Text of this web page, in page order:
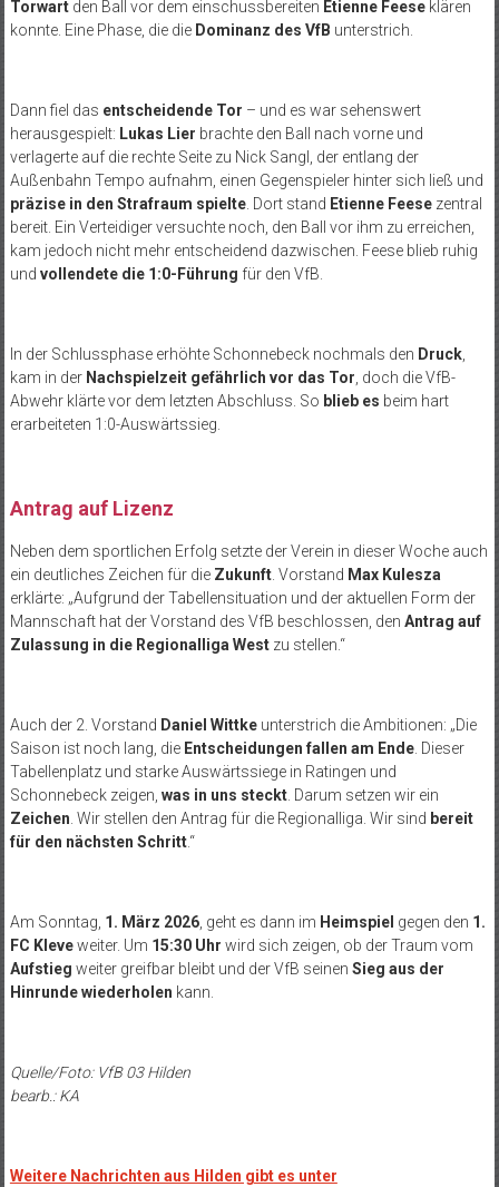
Torwartden Ball vor dem einschussbereiten Etienne Feeseklären
konnte. Eine Phase, die die Dominanz des VfB unterstrich.
Dann fiel das entscheidende Tor – und es war sehenswert
herausgespielt: Lukas Lier brachte den Ball nach vorne und
verlagerte auf die rechte Seite zu Nick Sangl, der entlang der
Außenbahn Tempo aufnahm, einen Gegenspieler hinter sich ließ und
präzise in den Strafraum spielte. Dort stand Etienne Feesezentral
bereit. Ein Verteidiger versuchte noch, den Ball vor ihm zu erreichen,
kam jedoch nicht mehr entscheidend dazwischen. Feese blieb ruhig
und vollendete die 1:0-Führung für den VfB.
In der Schlussphase erhöhte Schonnebeck nochmals den Druck,
kam in der Nachspielzeit gefährlich vor das Tor, doch die VfB-
Abwehr klärte vor dem letzten Abschluss. So blieb es beim hart
erarbeiteten 1:0-Auswärtssieg.
Antrag auf Lizenz
Neben dem sportlichen Erfolg setzte der Verein in dieser Woche auch
ein deutliches Zeichen für die Zukunft. Vorstand Max Kulesza
erklärte: „Aufgrund der Tabellensituation und der aktuellen Form der
Mannschaft hat der Vorstand des VfB beschlossen, den Antrag auf
Zulassung in die Regionalliga Westzu stellen.“
Auch der 2. Vorstand Daniel Wittkeunterstrich die Ambitionen: „Die
Saison ist noch lang, die Entscheidungen fallen am Ende. Dieser
Tabellenplatz und starke Auswärtssiege in Ratingen und
Schonnebeck zeigen, was in uns steckt. Darum setzen wir ein
Zeichen. Wir stellen den Antrag für die Regionalliga. Wir sind bereit
für den nächsten Schritt.“
Am Sonntag, 1. März 2026, geht es dann im Heimspiel gegen den 1.
FC Kleveweiter. Um 15:30 Uhr wird sich zeigen, ob der Traum vom
Aufstieg weiter greifbar bleibt und der VfB seinen Sieg aus der
Hinrunde wiederholen kann.
Quelle/Foto: VfB 03 Hilden
bearb.: KA
Weitere Nachrichten aus Hilden gibt es unter